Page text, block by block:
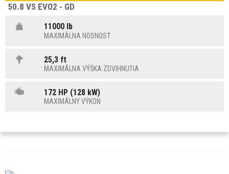
50.8 VS EVO2 - GD
11000 lb
MAXIMÁLNA NOSNOSŤ
25,3 ft
MAXIMÁLNA VÝŠKA ZDVIHNUTIA
172 HP (128 kW)
MAXIMÁLNY VÝKON